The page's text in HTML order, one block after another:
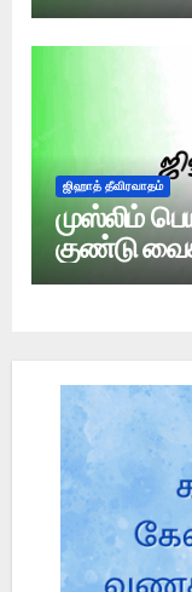
ஜிஹாத் தீவிரவாதம்
முஸ்லிம்
குண்டு